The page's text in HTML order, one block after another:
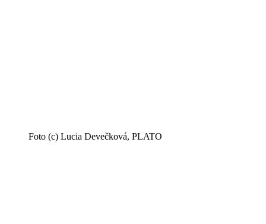
Foto (c) Lucia Devečková, PLATO